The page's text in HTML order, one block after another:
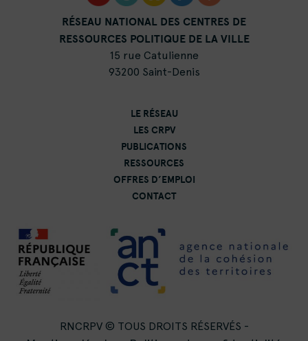
RÉSEAU NATIONAL DES CENTRES DE
RESSOURCES POLITIQUE DE LA VILLE
15 rue Catulienne
93200 Saint-Denis
LE RÉSEAU
LES CRPV
PUBLICATIONS
RESSOURCES
OFFRES D’EMPLOI
CONTACT
RNCRPV © TOUS DROITS RÉSERVÉS -